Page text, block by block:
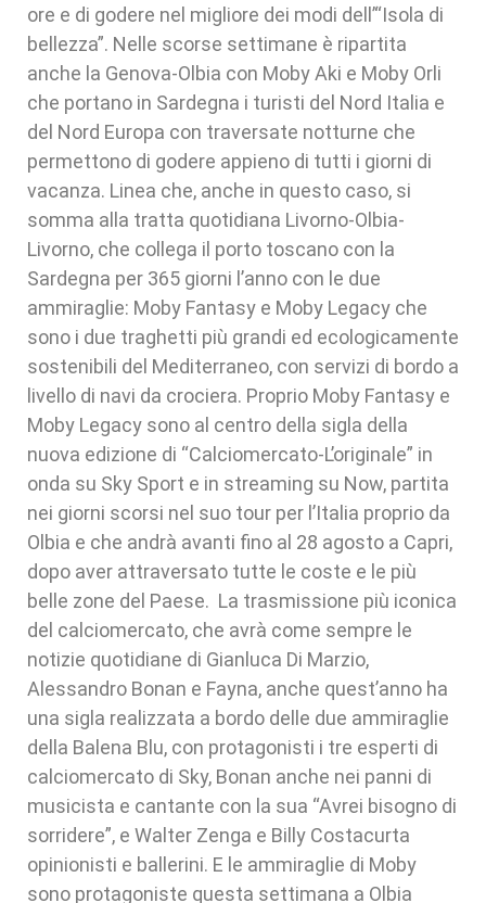
ore e di godere nel migliore dei modi dell’“Isola di
bellezza”. Nelle scorse settimane è ripartita
anche la Genova-Olbia con Moby Aki e Moby Orli
che portano in Sardegna i turisti del Nord Italia e
del Nord Europa con traversate notturne che
permettono di godere appieno di tutti i giorni di
vacanza. Linea che, anche in questo caso, si
somma alla tratta quotidiana Livorno-Olbia-
Livorno, che collega il porto toscano con la
Sardegna per 365 giorni l’anno con le due
ammiraglie: Moby Fantasy e Moby Legacy che
sono i due traghetti più grandi ed ecologicamente
sostenibili del Mediterraneo, con servizi di bordo a
livello di navi da crociera. Proprio Moby Fantasy e
Moby Legacy sono al centro della sigla della
nuova edizione di “Calciomercato-L’originale” in
onda su Sky Sport e in streaming su Now, partita
nei giorni scorsi nel suo tour per l’Italia proprio da
Olbia e che andrà avanti fino al 28 agosto a Capri,
dopo aver attraversato tutte le coste e le più
belle zone del Paese. La trasmissione più iconica
del calciomercato, che avrà come sempre le
notizie quotidiane di Gianluca Di Marzio,
Alessandro Bonan e Fayna, anche quest’anno ha
una sigla realizzata a bordo delle due ammiraglie
della Balena Blu, con protagonisti i tre esperti di
calciomercato di Sky, Bonan anche nei panni di
musicista e cantante con la sua “Avrei bisogno di
sorridere”, e Walter Zenga e Billy Costacurta
opinionisti e ballerini. E le ammiraglie di Moby
sono protagoniste questa settimana a Olbia